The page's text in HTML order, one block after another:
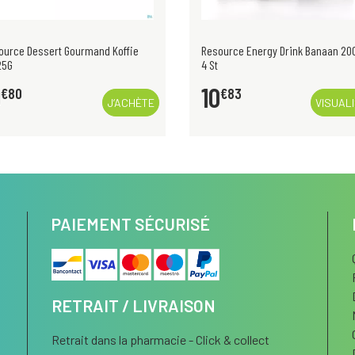
Dessert Gourmand Koffie
€80
J’ACHÈTE
Resource Energy Drink Banaan
4 St
10€83
PAIEMENT SÉCURISÉ
RETRAIT / LIVRAISON
Retrait dans la pharmacie - Click & collect